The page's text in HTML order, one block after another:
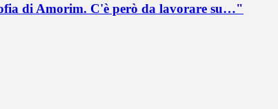
di Amorim. C'è però da lavorare su…"